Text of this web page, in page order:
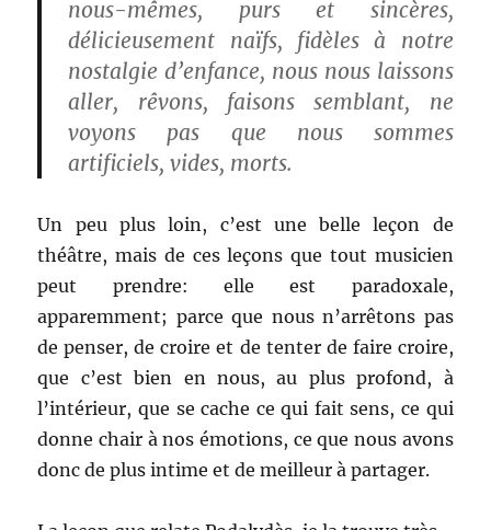
nous-mêmes, purs et sincères,
délicieusement naïfs, fidèles à notre
nostalgie d’enfance, nous nous laissons
aller, rêvons, faisons semblant, ne
voyons pas que nous sommes
artificiels, vides, morts.
Un peu plus loin, c’est une belle leçon de
théâtre, mais de ces leçons que tout musicien
peut prendre: elle est paradoxale,
apparemment; parce que nous n’arrêtons pas
de penser, de croire et de tenter de faire croire,
que c’est bien en nous, au plus profond, à
l’intérieur, que se cache ce qui fait sens, ce qui
donne chair à nos émotions, ce que nous avons
donc de plus intime et de meilleur à partager.